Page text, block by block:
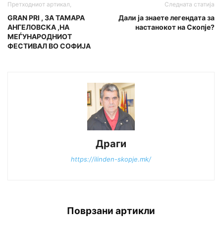
Претходниот артикал,
GRAN PRI , ЗА ТАМАРА
АНГЕЛОВСКА ,НА
МЕЃУНАРОДНИОТ
ФЕСТИВАЛ ВО СОФИЈА
Следната статија
Дали ја знаете легендата за
настанокот на Скопје?
Драги
https://ilinden-skopje.mk/
Поврзани артикли